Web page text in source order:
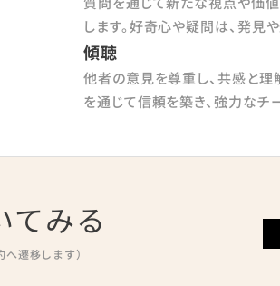
します。好奇心や疑問は、発見
傾聴
他者の意見を尊重し、共感と理
を通じて信頼を築き、強力なチ
てみる
へ遷移します）